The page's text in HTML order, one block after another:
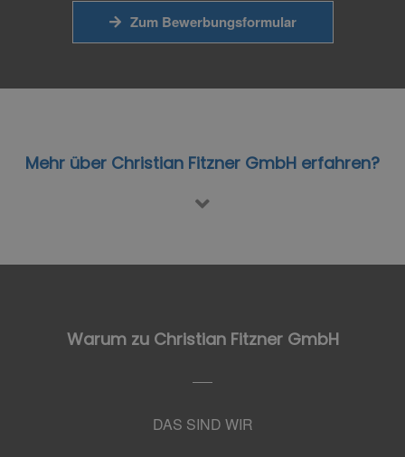
Zum Bewerbungsformular
Mehr über Christian Fitzner GmbH erfahren?
Warum zu Christian Fitzner GmbH
DAS SIND WIR